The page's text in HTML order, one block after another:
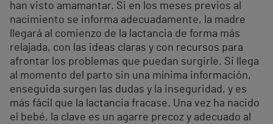
han visto amamantar. Si en los meses previos al
nacimiento se informa adecuadamente, la madre
llegará al comienzo de la lactancia de forma más
relajada, con las ideas claras y con recursos para
afrontar los problemas que puedan surgirle. Si llega
al momento del parto sin una mínima información,
enseguida surgen las dudas y la inseguridad, y es
más fácil que la lactancia fracase. Una vez ha nacido
el bebé, la clave es un agarre precoz y adecuado al